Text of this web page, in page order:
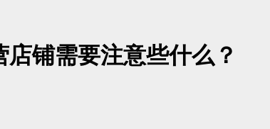
店铺需要注意些什么？